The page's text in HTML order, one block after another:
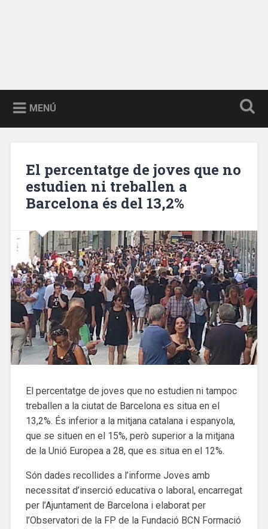
MENÚ
El percentatge de joves que no
estudien ni treballen a
Barcelona és del 13,2%
El percentatge de joves que no estudien ni tampoc
treballen a la ciutat de Barcelona es situa en el
13,2%. És inferior a la mitjana catalana i espanyola,
que se situen en el 15%, però superior a la mitjana
de la Unió Europea a 28, que es situa en el 12%.
Són dades recollides a l’informe Joves amb
necessitat d’inserció educativa o laboral, encarregat
per l’Ajuntament de Barcelona i elaborat per
l’Observatori de la FP de la Fundació BCN Formació